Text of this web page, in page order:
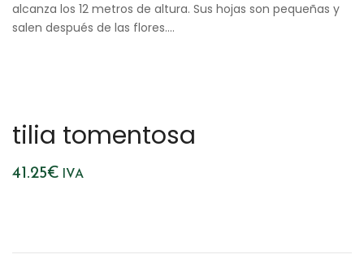
alcanza los 12 metros de altura. Sus hojas son pequeñas y
salen después de las flores.…
tilia tomentosa
41.25€ IVA